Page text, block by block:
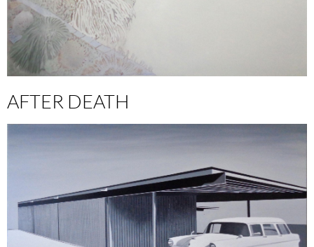
AFTER DEATH